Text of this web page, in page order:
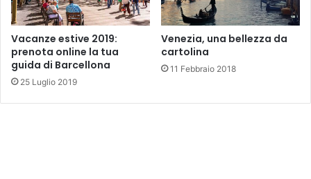
Vacanze estive 2019:
prenota online la tua
guida di Barcellona
25 Luglio 2019
Venezia, una bellezza da
cartolina
11 Febbraio 2018